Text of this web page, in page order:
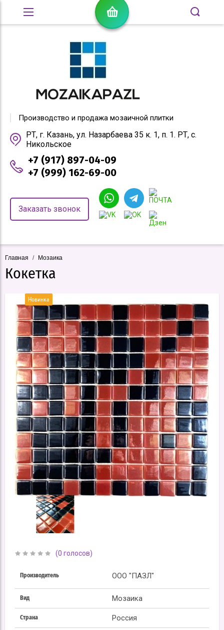
Производство и продажа мозаичной плитки
РТ, г. Казань, ул. Назарбаева 35 к. 1, п. 1. РТ, с.
Никольское
+7 (917) 897-04-09
+7 (999) 162-69-00
Заказать звонок
Главная / Мозаика
Кокетка
(0 голосов)
Производитель ООО "ПАЗЛ"
Вид Мозаика
Страна Россия
Новинка